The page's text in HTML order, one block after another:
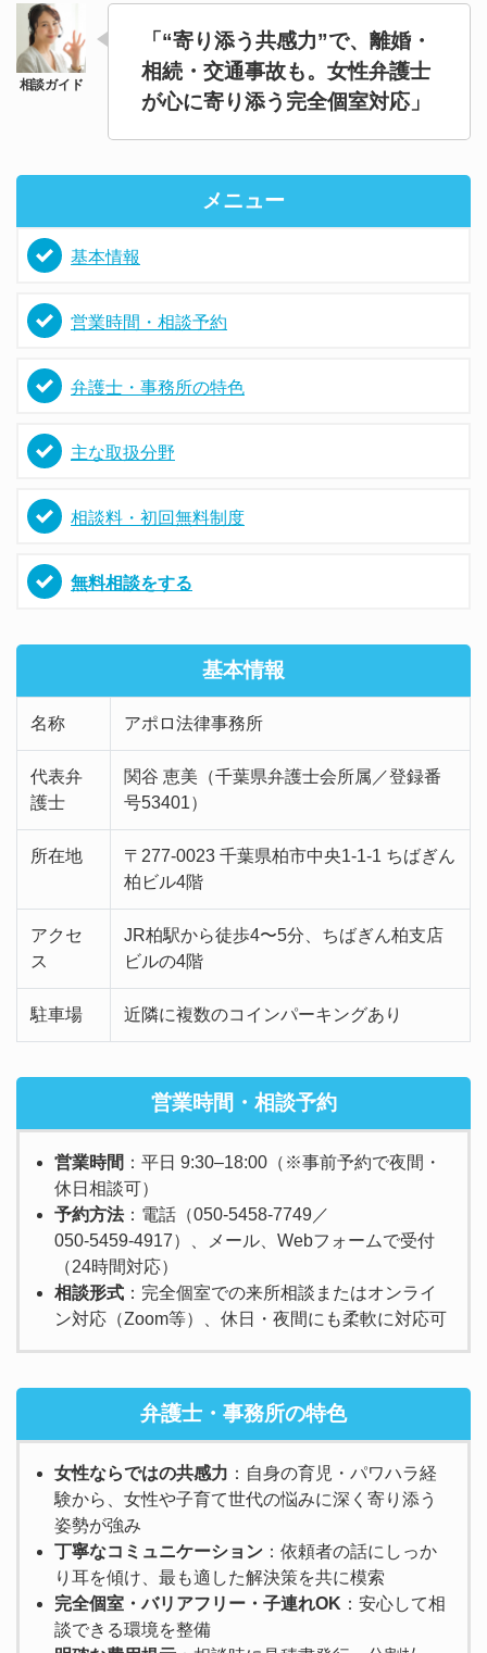
「“寄り添う共感力”で、離婚・
相続・交通事故も。女性弁護士
が心に寄り添う完全個室対応」
メニュー
基本情報
営業時間・相談予約
弁護士・事務所の特色
主な取扱分野
相談料・初回無料制度
無料相談をする
基本情報
名称 アポロ法律事務所
代表弁
護士
関谷 恵美（千葉県弁護士会所属／登録番
号53401）
所在地
〒277‑0023 千葉県柏市中央1‑1‑1 ちばぎん
柏ビル4階
アクセ
ス
JR柏駅から徒歩4〜5分、ちばぎん柏支店
ビルの4階
駐車場 近隣に複数のコインパーキングあり
営業時間・相談予約
営業時間 ：平日 9:30–18:00（※事前予約で夜間・
休日相談可）
予約方法：電話（050‑5458‑7749／
050‑5459‑4917）、メール、Webフォームで受付
（24時間対応）
相談形式 ：完全個室での来所相談またはオンライ
ン対応（Zoom等）、休日・夜間にも柔軟に対応可
弁護士・事務所の特色
女性ならではの共感力 ：自身の育児・パワハラ経
験から、女性や子育て世代の悩みに深く寄り添う
姿勢が強み
丁寧なコミュニケーション ：依頼者の話にしっか
り耳を傾け、最も適した解決策を共に模索
完全個室・バリアフリー・子連れOK ：安心して相
談できる環境を整備